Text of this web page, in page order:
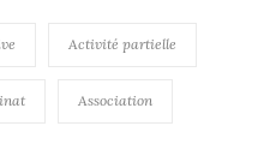
Activité partielle
Association